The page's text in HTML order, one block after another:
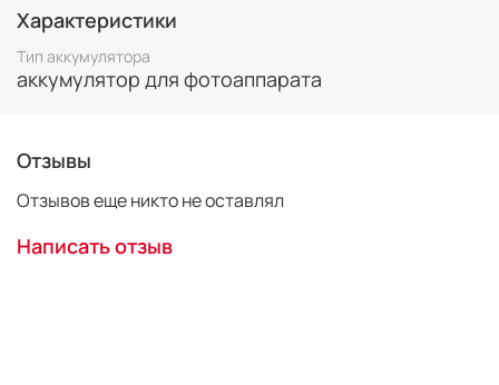
Canon EOS 1100D
Canon EOS 1200D
Характеристики
Тип аккумулятора
аккумулятор для фотоаппарата
Отзывы
Отзывов еще никто не оставлял
Написать отзыв